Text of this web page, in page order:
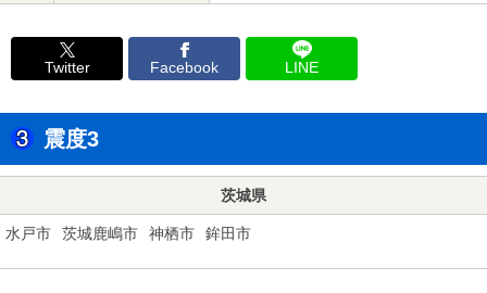
Twitter Facebook LINE
震度3
茨城県
水戸市 茨城鹿嶋市 神栖市 鉾田市